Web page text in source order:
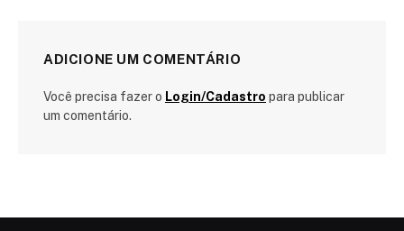
ADICIONE UM COMENTÁRIO
Você precisa fazer o Login/Cadastro para publicar
um comentário.